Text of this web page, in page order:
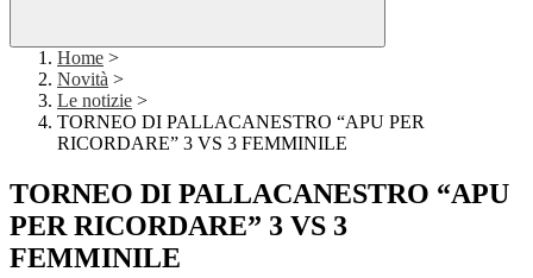
Home >
Novità >
Le notizie >
TORNEO DI PALLACANESTRO “APU PER
RICORDARE” 3 VS 3 FEMMINILE
TORNEO DI PALLACANESTRO “APU
PER RICORDARE” 3 VS 3
FEMMINILE